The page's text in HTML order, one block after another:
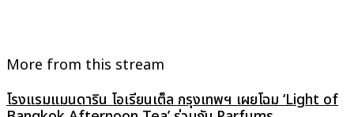
More from this stream
โรงแรมแมนดาริน โอเรียนเต็ล กรุงเทพฯ เผยโฉม ‘Light of